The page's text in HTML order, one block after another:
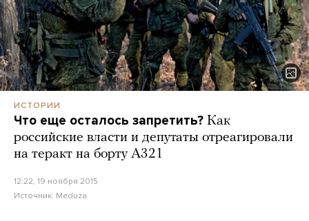
ИСТОРИИ
Что еще осталось запретить? Как
российские власти и депутаты отреагировали
на теракт на борту А321
12:22, 19 ноября 2015
Источник: Meduza